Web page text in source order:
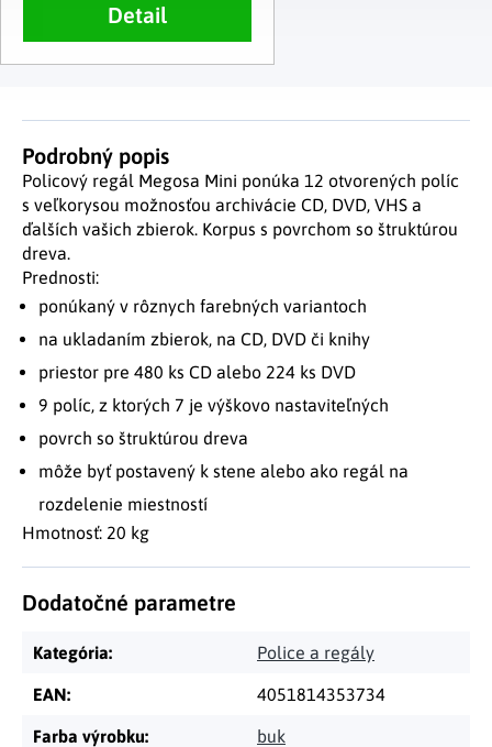
Detail
Podrobný popis
Policový regál Megosa Mini ponúka 12 otvorených políc
s veľkorysou možnosťou archivácie CD, DVD, VHS a
ďalších vašich zbierok. Korpus s povrchom so štruktúrou
dreva.
Prednosti:
ponúkaný v rôznych farebných variantoch
na ukladaním zbierok, na CD, DVD či knihy
priestor pre 480 ks CD alebo 224 ks DVD
9 políc, z ktorých 7 je výškovo nastaviteľných
povrch so štruktúrou dreva
môže byť postavený k stene alebo ako regál na
rozdelenie miestností
Hmotnosť: 20 kg
Dodatočné parametre
Kategória: Police a regály
EAN: 4051814353734
Farba výrobku: buk